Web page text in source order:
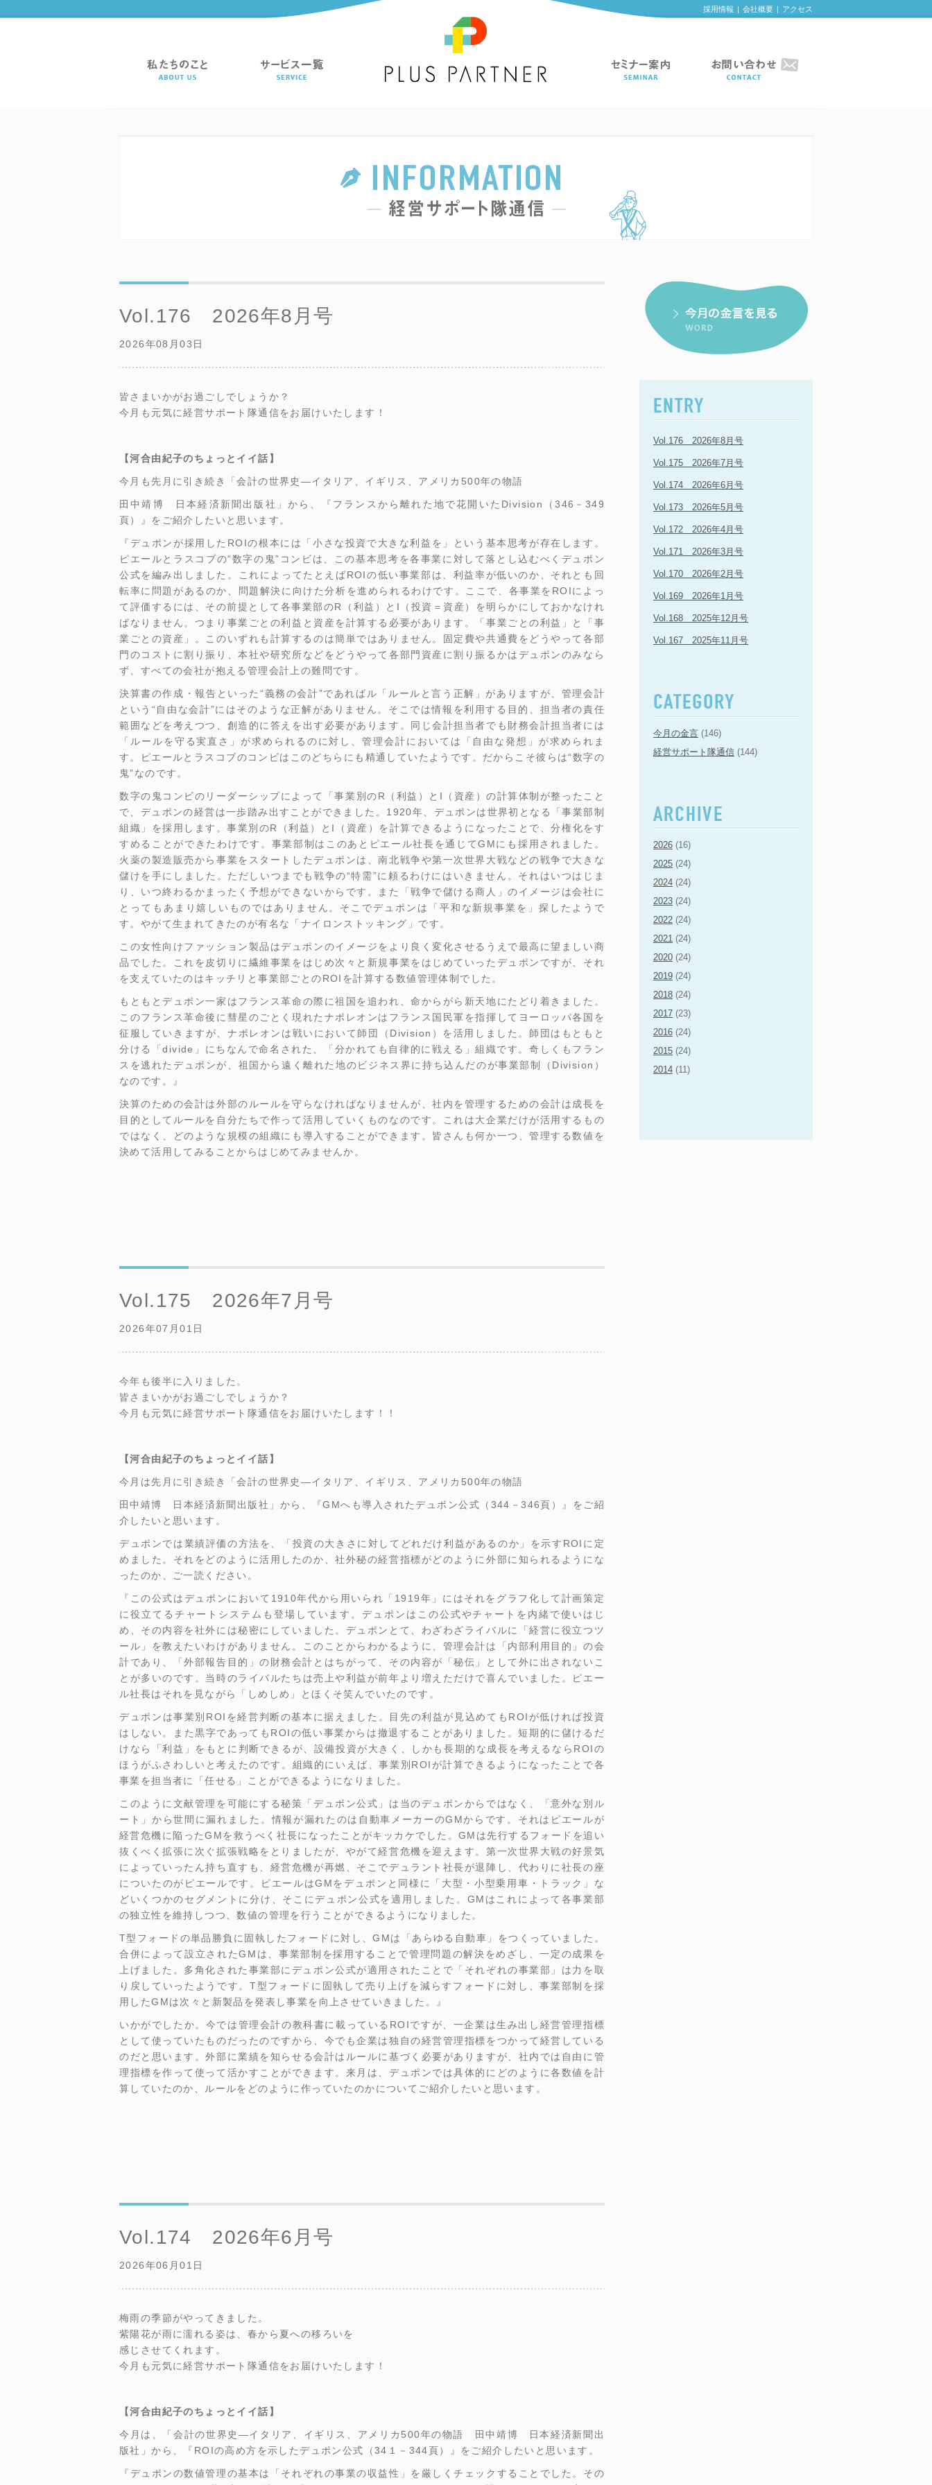
採用情報 | 会社概要 | アクセス
Vol.176 2026年8月号
2026年08月03日
皆さまいかがお過ごしでしょうか？
今月も元気に経営サポート隊通信をお届けいたします！
【河合由紀子のちょっとイイ話】
今月も先月に引き続き「会計の世界史―イタリア、イギリス、アメリカ500年の物語
田中靖博 日本経済新聞出版社」から、『フランスから離れた地で花開いたDivision（346－349
頁）』をご紹介したいと思います。
『デュポンが採用したROIの根本には「小さな投資で大きな利益を」という基本思考が存在します。
ピエールとラスコブの“数字の鬼”コンビは、この基本思考を各事業に対して落とし込むべくデュポン
公式を編み出しました。これによってたとえばROIの低い事業部は、利益率が低いのか、それとも回
転率に問題があるのか、問題解決に向けた分析を進められるわけです。ここで、各事業をROIによっ
て評価するには、その前提として各事業部のR（利益）とI（投資＝資産）を明らかにしておかなけれ
ばなりません。つまり事業ごとの利益と資産を計算する必要があります。「事業ごとの利益」と「事
業ごとの資産」。このいずれも計算するのは簡単ではありません。固定費や共通費をどうやって各部
門のコストに割り振り、本社や研究所などをどうやって各部門資産に割り振るかはデュポンのみなら
ず、すべての会社が抱える管理会計上の難問です。
決算書の作成・報告といった“義務の会計”であればル「ルールと言う正解」がありますが、管理会計
という“自由な会計”にはそのような正解がありません。そこでは情報を利用する目的、担当者の責任
範囲などを考えつつ、創造的に答えを出す必要があります。同じ会計担当者でも財務会計担当者には
「ルールを守る実直さ」が求められるのに対し、管理会計においては「自由な発想」が求められま
す。ピエールとラスコブのコンビはこのどちらにも精通していたようです。だからこそ彼らは“数字の
鬼”なのです。
数字の鬼コンビのリーダーシップによって「事業別のR（利益）とI（資産）の計算体制が整ったこと
で、デュポンの経営は一歩踏み出すことができました。1920年、デュポンは世界初となる「事業部制
組織」を採用します。事業別のR（利益）とI（資産）を計算できるようになったことで、分権化をす
すめることができたわけです。事業部制はこのあとピエール社長を通じてGMにも採用されました。
火薬の製造販売から事業をスタートしたデュポンは、南北戦争や第一次世界大戦などの戦争で大きな
儲けを手にしました。ただしいつまでも戦争の“特需”に頼るわけにはいきません。それはいつはじま
り、いつ終わるかまったく予想ができないからです。また「戦争で儲ける商人」のイメージは会社に
とってもあまり嬉しいものではありません。そこでデュポンは「平和な新規事業を」探したようで
す。やがて生まれてきたのが有名な「ナイロンストッキング」です。
この女性向けファッション製品はデュポンのイメージをより良く変化させるうえで最高に望ましい商
品でした。これを皮切りに繊維事業をはじめ次々と新規事業をはじめていったデュポンですが、それ
を支えていたのはキッチリと事業部ごとのROIを計算する数値管理体制でした。
もともとデュポン一家はフランス革命の際に祖国を追われ、命からがら新天地にたどり着きました。
このフランス革命後に彗星のごとく現れたナポレオンはフランス国民軍を指揮してヨーロッパ各国を
征服していきますが、ナポレオンは戦いにおいて師団（Division）を活用しました。師団はもともと
分ける「divide」にちなんで命名された、「分かれても自律的に戦える」組織です。奇しくもフラン
スを逃れたデュポンが、祖国から遠く離れた地のビジネス界に持ち込んだのが事業部制（Division）
なのです。』
決算のための会計は外部のルールを守らなければなりませんが、社内を管理するための会計は成長を
目的としてルールを自分たちで作って活用していくものなのです。これは大企業だけが活用するもの
ではなく、どのような規模の組織にも導入することができます。皆さんも何か一つ、管理する数値を
決めて活用してみることからはじめてみませんか。
Vol.175 2026年7月号
2026年07月01日
今年も後半に入りました。
皆さまいかがお過ごしでしょうか？
今月も元気に経営サポート隊通信をお届けいたします！！
【河合由紀子のちょっとイイ話】
今月は先月に引き続き「会計の世界史―イタリア、イギリス、アメリカ500年の物語
田中靖博 日本経済新聞出版社」から、『GMへも導入されたデュポン公式（344－346頁）』をご紹
介したいと思います。
デュポンでは業績評価の方法を、「投資の大きさに対してどれだけ利益があるのか」を示すROIに定
めました。それをどのように活用したのか、社外秘の経営指標がどのように外部に知られるようにな
ったのか、ご一読ください。
『この公式はデュポンにおいて1910年代から用いられ「1919年」にはそれをグラフ化して計画策定
に役立てるチャートシステムも登場しています。デュポンはこの公式やチャートを内緒で使いはじ
め、その内容を社外には秘密にしていました。デュポンとて、わざわざライバルに「経営に役立つツ
ール」を教えたいわけがありません。このことからわかるように、管理会計は「内部利用目的」の会
計であり、「外部報告目的」の財務会計とはちがって、その内容が「秘伝」として外に出されないこ
とが多いのです。当時のライバルたちは売上や利益が前年より増えただけで喜んでいました。ピエー
ル社長はそれを見ながら「しめしめ」とほくそ笑んでいたのです。
デュポンは事業別ROIを経営判断の基本に据えました。目先の利益が見込めてもROIが低ければ投資
はしない。また黒字であってもROIの低い事業からは撤退することがありました。短期的に儲けるだ
けなら「利益」をもとに判断できるが、設備投資が大きく、しかも長期的な成長を考えるならROIの
ほうがふさわしいと考えたのです。組織的にいえば、事業別ROIが計算できるようになったことで各
事業を担当者に「任せる」ことができるようになりました。
このように文献管理を可能にする秘策「デュポン公式」は当のデュポンからではなく、「意外な別ル
ート」から世間に漏れました。情報が漏れたのは自動車メーカーのGMからです。それはピエールが
経営危機に陥ったGMを救うべく社長になったことがキッカケでした。GMは先行するフォードを追い
抜くべく拡張に次ぐ拡張戦略をとりましたが、やがて経営危機を迎えます。第一次世界大戦の好景気
によっていったん持ち直すも、経営危機が再燃、そこでデュラント社長が退陣し、代わりに社長の座
についたのがピエールです。ピエールはGMをデュポンと同様に「大型・小型乗用車・トラック」な
どいくつかのセグメントに分け、そこにデュポン公式を適用しました。GMはこれによって各事業部
の独立性を維持しつつ、数値の管理を行うことができるようになりました。
T型フォードの単品勝負に固執したフォードに対し、GMは「あらゆる自動車」をつくっていました。
合併によって設立されたGMは、事業部制を採用することで管理問題の解決をめざし、一定の成果を
上げました。多角化された事業部にデュポン公式が適用されたことで「それぞれの事業部」は力を取
り戻していったようです。T型フォードに固執して売り上げを減らすフォードに対し、事業部制を採
用したGMは次々と新製品を発表し事業を向上させていきました。』
いかがでしたか。今では管理会計の教科書に載っているROIですが、一企業は生み出し経営管理指標
として使っていたものだったのですから、今でも企業は独自の経営管理指標をつかって経営している
のだと思います。外部に業績を知らせる会計はルールに基づく必要がありますが、社内では自由に管
理指標を作って使って活かすことができます。来月は、デュポンでは具体的にどのように各数値を計
算していたのか、ルールをどのように作っていたのかについてご紹介したいと思います。
Vol.174 2026年6月号
2026年06月01日
梅雨の季節がやってきました。
紫陽花が雨に濡れる姿は、春から夏への移ろいを
感じさせてくれます。
今月も元気に経営サポート隊通信をお届けいたします！
【河合由紀子のちょっとイイ話】
今月は、「会計の世界史―イタリア、イギリス、アメリカ500年の物語 田中靖博 日本経済新聞出
版社」から、『ROIの高め方を示したデュポン公式（34１－344頁）』をご紹介したいと思います。
『デュポンの数値管理の基本は「それぞれの事業の収益性」を厳しくチェックすることでした。その
Vol.176 2026年8月号
Vol.175 2026年7月号
Vol.174 2026年6月号
Vol.173 2026年5月号
Vol.172 2026年4月号
Vol.171 2026年3月号
Vol.170 2026年2月号
Vol.169 2026年1月号
Vol.168 2025年12月号
Vol.167 2025年11月号
今月の金言 (146)
経営サポート隊通信 (144)
2026 (16)
2025 (24)
2024 (24)
2023 (24)
2022 (24)
2021 (24)
2020 (24)
2019 (24)
2018 (24)
2017 (23)
2016 (24)
2015 (24)
2014 (11)